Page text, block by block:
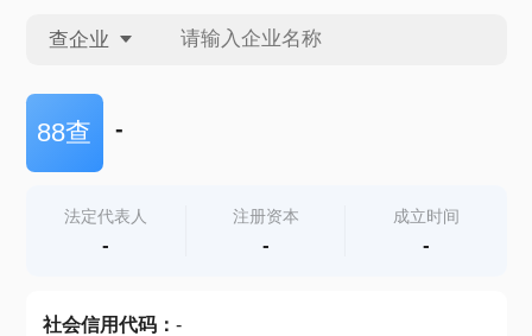
查企业
查企业
查产地
88查 -
法定代表人
-
注册资本
-
成立时间
-
社会信用代码： -